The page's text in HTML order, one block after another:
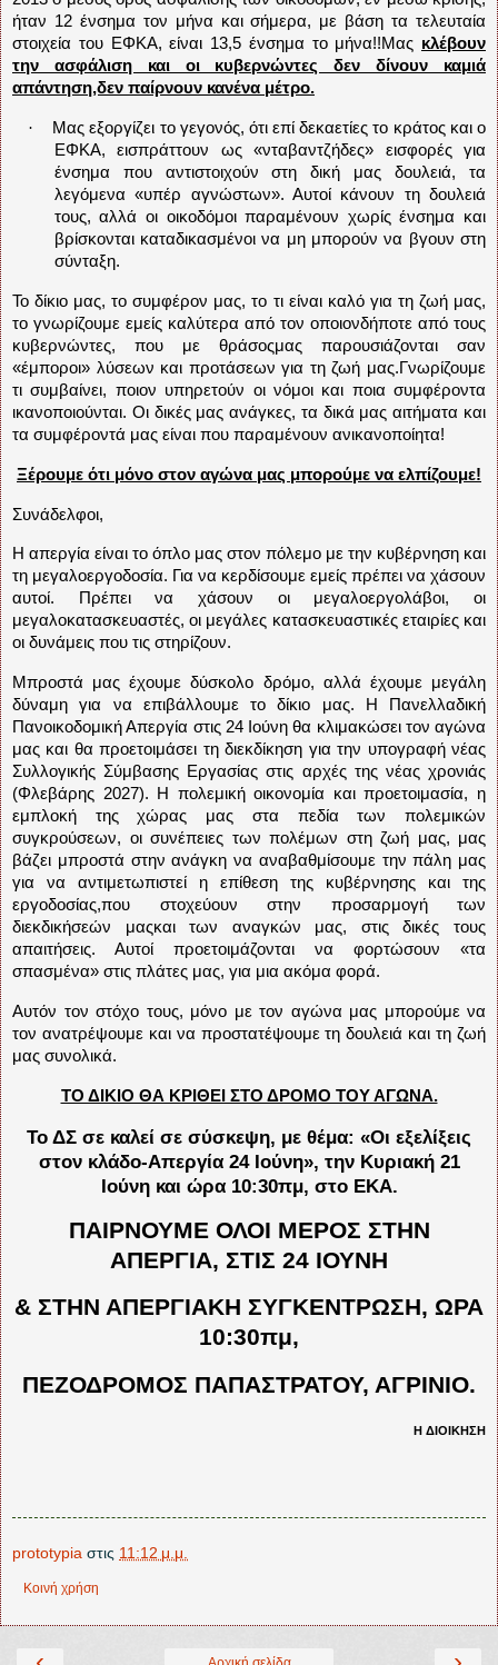
ήταν 12 ένσημα τον μήνα και σήμερα, με βάση τα τελευταία
στοιχεία του ΕΦΚΑ, είναι 13,5 ένσημα το μήνα!!Μας κλέβουν
την ασφάλιση και οι κυβερνώντες δεν δίνουν καμιά
απάντηση,δεν παίρνουν κανένα μέτρο.
·
Μας εξοργίζει το γεγονός, ότι επί δεκαετίες το κράτος και ο
ΕΦΚΑ, εισπράττουν ως «νταβαντζήδες» εισφορές για
ένσημα που αντιστοιχούν στη δική μας δουλειά, τα
λεγόμενα «υπέρ αγνώστων». Αυτοί κάνουν τη δουλειά
τους, αλλά οι οικοδόμοι παραμένουν χωρίς ένσημα και
βρίσκονται καταδικασμένοι να μη μπορούν να βγουν στη
σύνταξη.
Το δίκιο μας, το συμφέρον μας, το τι είναι καλό για τη ζωή μας,
το γνωρίζουμε εμείς καλύτερα από τον οποιονδήποτε από τους
κυβερνώντες, που με θράσοςμας παρουσιάζονται σαν
«έμποροι» λύσεων και προτάσεων για τη ζωή μας.Γνωρίζουμε
τι συμβαίνει, ποιον υπηρετούν οι νόμοι και ποια συμφέροντα
ικανοποιούνται. Οι δικές μας ανάγκες, τα δικά μας αιτήματα και
τα συμφέροντά μας είναι που παραμένουν ανικανοποίητα!
Ξέρουμε ότι μόνο στον αγώνα μας μπορούμε να ελπίζουμε!
Συνάδελφοι,
Η απεργία είναι το όπλο μας στον πόλεμο με την κυβέρνηση και
τη μεγαλοεργοδοσία. Για να κερδίσουμε εμείς πρέπει να χάσουν
αυτοί. Πρέπει να χάσουν οι μεγαλοεργολάβοι, οι
μεγαλοκατασκευαστές, οι μεγάλες κατασκευαστικές εταιρίες και
οι δυνάμεις που τις στηρίζουν.
Μπροστά μας έχουμε δύσκολο δρόμο, αλλά έχουμε μεγάλη
δύναμη για να επιβάλλουμε το δίκιο μας. Η Πανελλαδική
Πανοικοδομική Απεργία στις 24 Ιούνη θα κλιμακώσει τον αγώνα
μας και θα προετοιμάσει τη διεκδίκηση για την υπογραφή νέας
Συλλογικής Σύμβασης Εργασίας στις αρχές της νέας χρονιάς
(Φλεβάρης 2027). Η πολεμική οικονομία και προετοιμασία, η
εμπλοκή της χώρας μας στα πεδία των πολεμικών
συγκρούσεων, οι συνέπειες των πολέμων στη ζωή μας, μας
βάζει μπροστά στην ανάγκη να αναβαθμίσουμε την πάλη μας
για να αντιμετωπιστεί η επίθεση της κυβέρνησης και της
εργοδοσίας,που στοχεύουν στην προσαρμογή των
διεκδικήσεών μαςκαι των αναγκών μας, στις δικές τους
απαιτήσεις. Αυτοί προετοιμάζονται να φορτώσουν «τα
σπασμένα» στις πλάτες μας, για μια ακόμα φορά.
Αυτόν τον στόχο τους, μόνο με τον αγώνα μας μπορούμε να
τον ανατρέψουμε και να προστατέψουμε τη δουλειά και τη ζωή
μας συνολικά.
ΤΟ ΔΙΚΙΟ ΘΑ ΚΡΙΘΕΙ ΣΤΟ ΔΡΟΜΟ ΤΟΥ ΑΓΩΝΑ.
Το ΔΣ σε καλεί σε σύσκεψη, με θέμα: «Οι εξελίξεις
στον κλάδο-Απεργία 24 Ιούνη», την Κυριακή 21
Ιούνη και ώρα 10:30πμ, στο ΕΚΑ.
ΠΑΙΡΝΟΥΜΕ ΟΛΟΙ ΜΕΡΟΣ ΣΤΗΝ
ΑΠΕΡΓΙΑ, ΣΤΙΣ 24 ΙΟΥΝΗ
& ΣΤΗΝ ΑΠΕΡΓΙΑΚΗ ΣΥΓΚΕΝΤΡΩΣΗ, ΩΡΑ
10:30πμ,
ΠΕΖΟΔΡΟΜΟΣ ΠΑΠΑΣΤΡΑΤΟΥ, ΑΓΡΙΝΙΟ.
Η ΔΙΟΙΚΗΣΗ
prototypia στις 11:12 μ.μ.
Κοινή χρήση